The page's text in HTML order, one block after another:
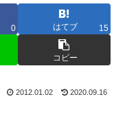
0 はてブ 15
コピー
2012.01.02 2020.09.16